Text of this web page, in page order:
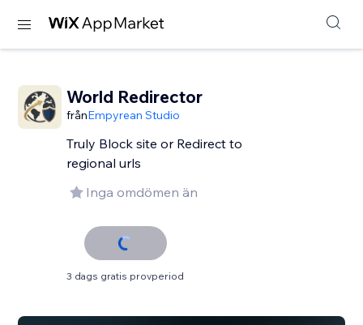
World Redirector
frånEmpyrean Studio
Truly Block site or Redirect to
regional urls
Inga omdömen än
3 dags gratis provperiod